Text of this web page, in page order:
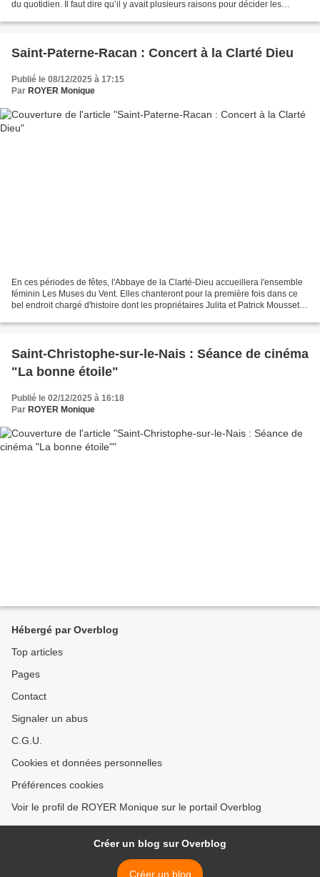
du quotidien. Il faut dire qu’il y avait plusieurs raisons pour décider les
Saint-Paterne-Racan : Concert à la Clarté Dieu
Publié le 08/12/2025 à 17:15
Par ROYER Monique
En ces périodes de fêtes, l'Abbaye de la Clarté-Dieu accueillera l'ensemble
féminin Les Muses du Vent. Elles chanteront pour la première fois dans ce
bel endroit chargé d'histoire dont les propriétaires Julita et Patrick Moussette
Saint-Christophe-sur-le-Nais : Séance de cinéma
"La bonne étoile"
Publié le 02/12/2025 à 16:18
Par ROYER Monique
Hébergé par Overblog
Top articles
Pages
Contact
Signaler un abus
C.G.U.
Cookies et données personnelles
Préférences cookies
Voir le profil de ROYER Monique sur le portail Overblog
Créer un blog sur Overblog
Créer un blog